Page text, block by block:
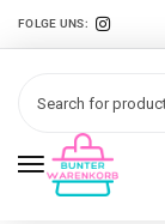
FOLGE UNS: